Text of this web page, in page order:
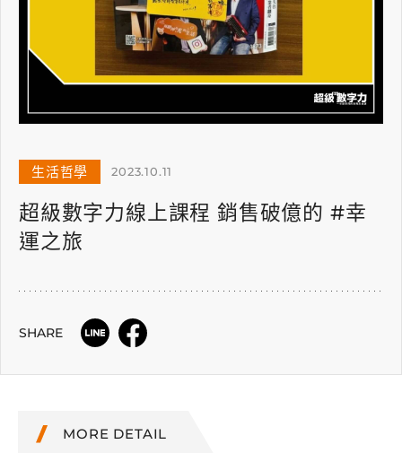
生活哲學 2023.10.11
超級數字力線上課程 銷售破億的 #幸
運之旅
SHARE
MORE DETAIL